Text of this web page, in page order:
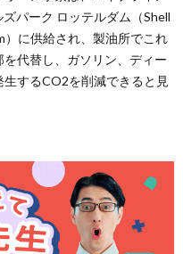
パーク ロッテルダム（Shell
）に供給され、製油所でこれ
代替し、ガソリン、ディー
するCO2を削減できると見